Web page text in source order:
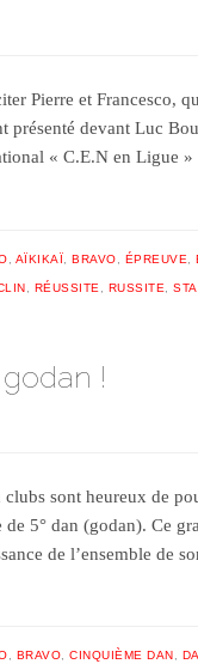
Pierre et Francesco,
présenté devant Luc
« C.E.N en Ligue
AÏKIKAÏ ,BRAVO ÉPREUVE ,
RÉUSSITE RUSSITE ,
!
clubs sont heureux de
5° dan (godan). Ce
de l’ensemble de
, BRAVO,CINQUIÈME DAN ,